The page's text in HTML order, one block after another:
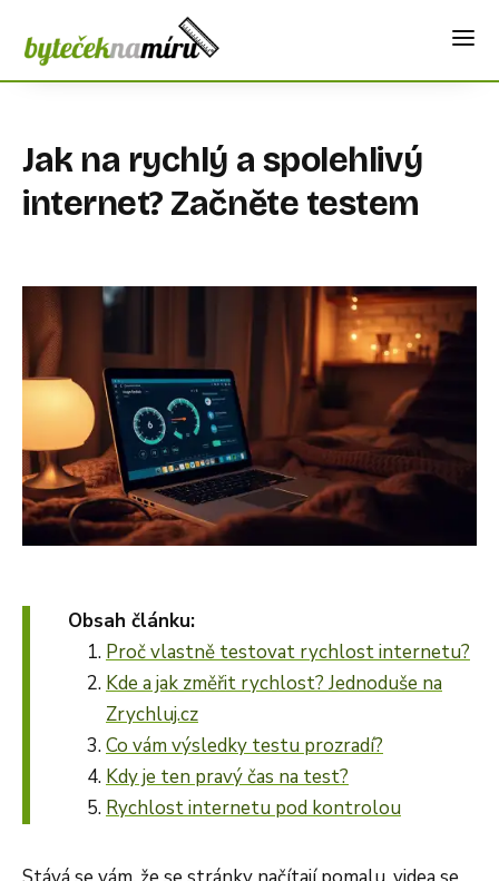
Jak na rychlý a spolehlivý
internet? Začněte testem
Obsah článku:
Proč vlastně testovat rychlost internetu?
Kde a jak změřit rychlost? Jednoduše na
Zrychluj.cz
Co vám výsledky testu prozradí?
Kdy je ten pravý čas na test?
Rychlost internetu pod kontrolou